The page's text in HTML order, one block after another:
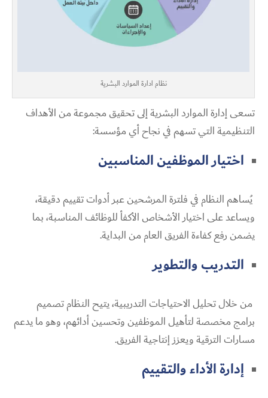
نظام ادارة الموارد البشرية
تسعى إدارة الموارد البشرية إلى تحقيق مجموعة من الأهداف
التنظيمية التي تسهم في نجاح أي مؤسسة:
اختيار الموظفين المناسبين
يُساهم النظام في فلترة المرشحين عبر أدوات تقييم دقيقة،
ويساعد على اختيار الأشخاص الأكفأ للوظائف المناسبة، بما
يضمن رفع كفاءة الفريق العام من البداية.
التدريب والتطوير
من خلال تحليل الاحتياجات التدريبية، يتيح النظام تصميم
برامج مخصصة لتأهيل الموظفين وتحسين أدائهم، وهو ما يدعم
مسارات الترقية ويعزز إنتاجية الفريق.
إدارة الأداء والتقييم